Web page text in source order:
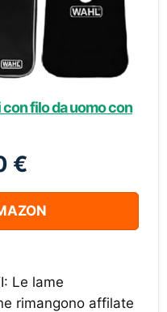
filo da uomo con
€
Le lame
rimangono affilate